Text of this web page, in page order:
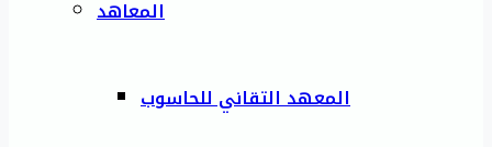
المعاهد
المعهد التقاني للحاسوب